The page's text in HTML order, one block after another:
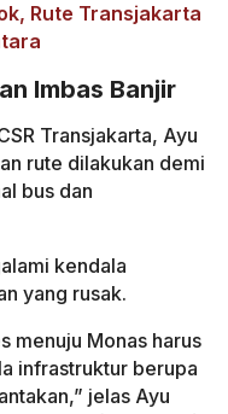
Rute Transjakarta
Imbas Banjir
Transjakarta, Ayu
rute dilakukan demi
bus dan
kendala
yang rusak.
menuju Monas harus
infrastruktur berupa
jelas Ayu